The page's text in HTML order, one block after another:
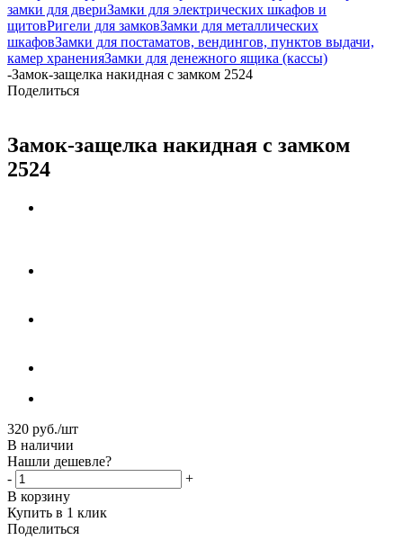
замки для двериЗамки для электрических шкафов и
щитовРигели для замковЗамки для металлических
шкафовЗамки для постаматов, вендингов, пунктов выдачи,
камер храненияЗамки для денежного ящика (кассы)
-Замок-защелка накидная с замком 2524
Поделиться
Замок-защелка накидная с замком
2524
320 руб./шт
В наличии
Нашли дешевле?
-
+
В корзину
Купить в 1 клик
Поделиться